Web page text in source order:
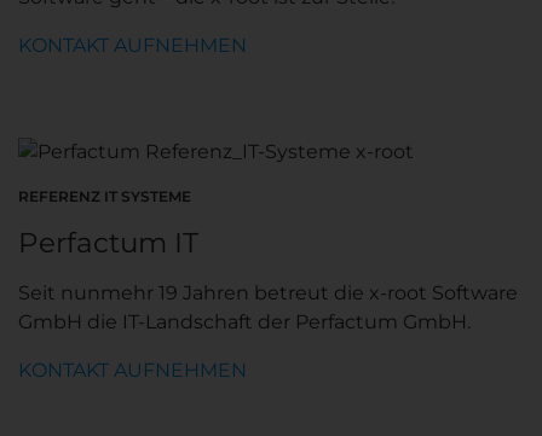
KONTAKT AUFNEHMEN
REFERENZ IT SYSTEME
Perfactum IT
Seit nunmehr 19 Jahren betreut die x-root Software
GmbH die IT-Landschaft der Perfactum GmbH.
KONTAKT AUFNEHMEN